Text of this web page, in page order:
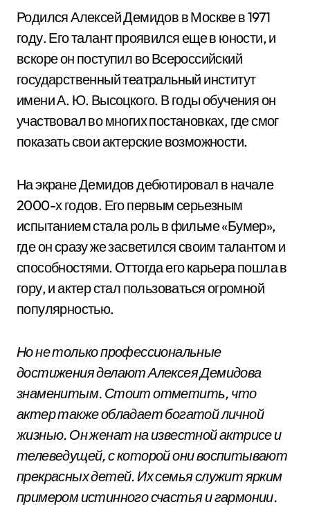
Родился Алексей Демидов в Москве в 1971
году. Его талант проявился еще в юности, и
вскоре он поступил во Всероссийский
государственный театральный институт
имени А. Ю. Высоцкого. В годы обучения он
участвовал во многих постановках, где смог
показать свои актерские возможности.
На экране Демидов дебютировал в начале
2000-х годов. Его первым серьезным
испытанием стала роль в фильме «Бумер»,
где он сразу же засветился своим талантом и
способностями. Оттогда его карьера пошла в
гору, и актер стал пользоваться огромной
популярностью.
Но не только профессиональные
достижения делают Алексея Демидова
знаменитым. Стоит отметить, что
актер также обладает богатой личной
жизнью. Он женат на известной актрисе и
телеведущей, с которой они воспитывают
прекрасных детей. Их семья служит ярким
примером истинного счастья и гармонии.